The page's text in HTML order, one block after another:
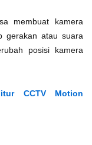
membuat kamera
gerakan atau suara
posisi kamera
CCTV Motion